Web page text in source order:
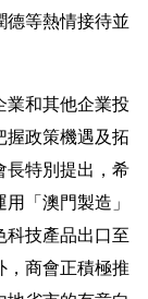
德等熱情接待並
業和其他企業投
握政策機遇及拓
長特別提出，希
「澳門製造」
科技產品出口至
，商會正積極推